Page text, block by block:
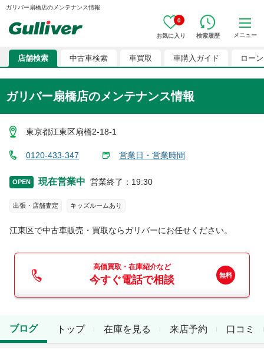
ガリバー扇橋店のメンテナンス情報
0
お気に入り 検索履歴 メニュー
店舗検索 中古車検索 車買取 車購入ガイド ローン
ガリバー扇橋店のメンテナンス情報
東京都江東区扇橋2-18-1
0120-433-347 営業日・営業時間
OPEN 現在営業中 営業終了 ： 19:30
出張・店舗査定 キッズルームあり
江東区で中古車販売・買取ならガリバーにお任せください。
高価買取・在庫紹介など
今すぐ電話で相談
トップ 在庫を見る 来店予約 口コミ
ブログ